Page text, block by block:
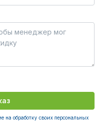
на обработку своих персональных